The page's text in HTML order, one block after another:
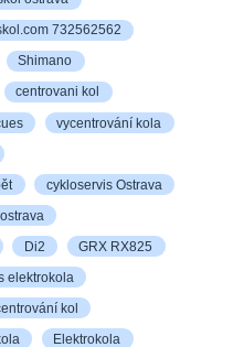
732562562
Shimano
centrovani kol
vycentrování kola
cykloservis Ostrava
Di2 GRX RX825
elektrokola
kol
Elektrokola